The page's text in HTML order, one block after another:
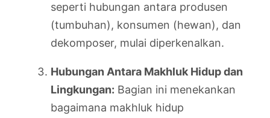
seperti hubungan antara produsen
(tumbuhan), konsumen (hewan), dan
dekomposer, mulai diperkenalkan.
Hubungan Antara Makhluk Hidup dan
Lingkungan: Bagian ini menekankan
bagaimana makhluk hidup